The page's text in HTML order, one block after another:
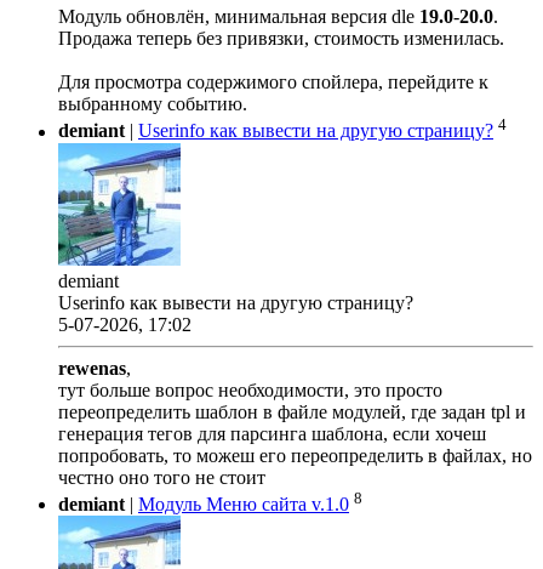
Модуль обновлён, минимальная версия dle 19.0-20.0.
Продажа теперь без привязки, стоимость изменилась.
Для просмотра содержимого спойлера, перейдите к
выбранному событию.
demiant| Userinfo как вывести на другую страницу? 4
demiant
Userinfo как вывести на другую страницу?
5-07-2026, 17:02
rewenas,
тут больше вопрос необходимости, это просто
переопределить шаблон в файле модулей, где задан tpl и
генерация тегов для парсинга шаблона, если хочеш
попробовать, то можеш его переопределить в файлах, но
честно оно того не стоит
demiant | Модуль Меню сайта v.1.0 8